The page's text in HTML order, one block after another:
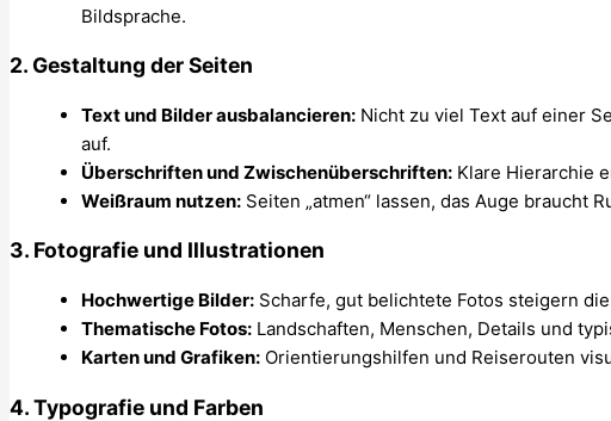
Bildsprache.
2. Gestaltung der Seiten
Text und Bilder ausbalancieren: Nicht zu viel Text auf einer
auf.
Überschriften und Zwischenüberschriften: Klare Hierarchie
Weißraum nutzen: Seiten „atmen“ lassen, das Auge braucht
3. Fotografie und Illustrationen
Hochwertige Bilder: Scharfe, gut belichtete Fotos steigern
Thematische Fotos: Landschaften, Menschen, Details und
Karten und Grafiken: Orientierungshilfen und Reiserouten
4.Typografie und Farben